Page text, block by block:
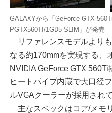
GALAXYから「GeForce GTX
PGTX560TI/1GD5 SLIM」が発売
リファレンスモデルより
なる約170mmを実現する、
NVIDIA GeForce GTX 560Ti
ヒートパイプ内蔵で大口径
ルVGAクーラーが採用されて
主なスペックはコア/メモ